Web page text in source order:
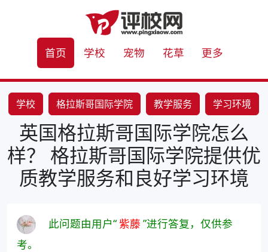
首页 学校 宠物 花草 更多
学校 格拉斯哥国际学院 教学服务 学习环境
英国格拉斯哥国际学院怎么
样？ 格拉斯哥国际学院提供优
质教学服务和良好学习环境
此问题由用户“紫藤 ”进行答复，仅供参
考。